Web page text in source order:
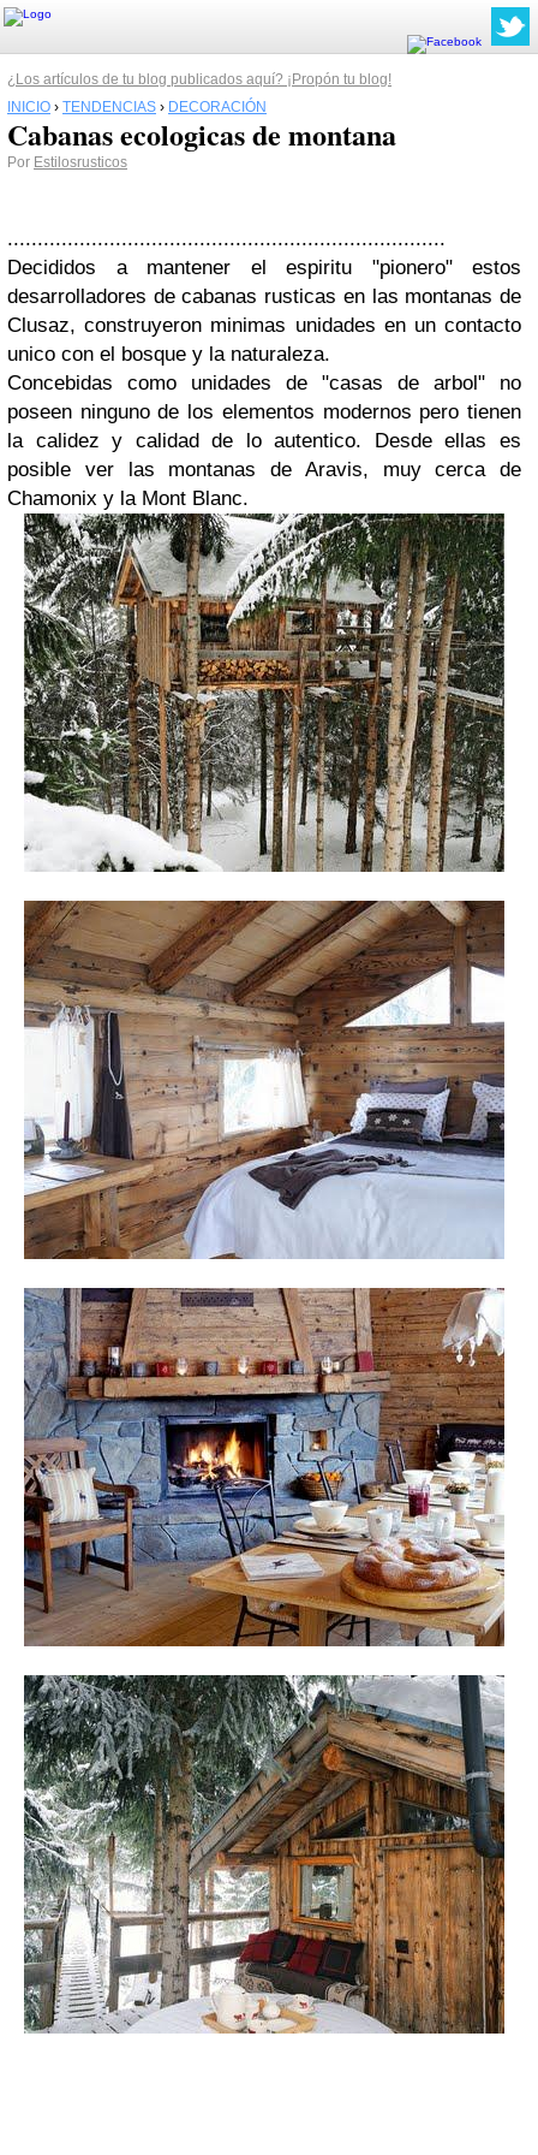
¿Los artículos de tu blog publicados aquí? ¡Propón tu blog!
INICIO › TENDENCIAS › DECORACIÓN
Cabanas ecologicas de montana
Por Estilosrusticos
.........................................................................
Decididos a mantener el espiritu "pionero" estos
desarrolladores de cabanas rusticas en las montanas de
Clusaz, construyeron minimas unidades en un contacto
unico con el bosque y la naturaleza.
Concebidas como unidades de "casas de arbol" no
poseen ninguno de los elementos modernos pero tienen
la calidez y calidad de lo autentico. Desde ellas es
posible ver las montanas de Aravis, muy cerca de
Chamonix y la Mont Blanc.